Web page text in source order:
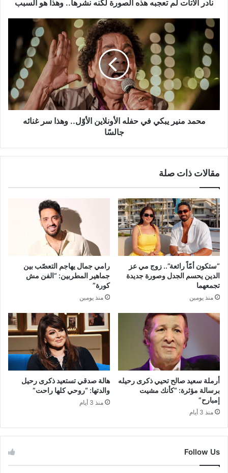
نادر الأتات لم تعجبه هذه الصورة لكنه نشرها.. وهذا هو السبب
محمد
منير
يبكي
في
حفله
الأونلاين
الأوّل..
سر
محمد منير يبكي في حفله الأونلاين الأوّل.. وهذا سر غنائه
جالسًا
مقالات ذات صلة
“ستكون أمّاً رائعة”.. زوج مي عز
الدين يحسم الجدل وصورة جديدة
تجمعهما
منذ يومين
رامي جمال يهاجم التعصّب بين
جماهير المطربين: “الفن مش
كورة”
منذ يومين
أرملة سعيد صالح تحيي ذكرى رحيله
برسالة مؤثرة: “كأنك مشيت
إمبارح”
منذ 3 أيام
هالة صدقي تستعيد ذكرى رحيل
والدتها: “روحي كلها راحت”
منذ 3 أيام
Follow Us